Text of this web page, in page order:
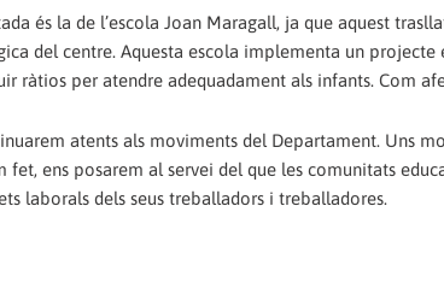
és la de l’escola Joan Maragall, ja que aquest
del centre. Aquesta escola implementa un projecte
ràtios per atendre adequadament als infants. Com
atents als moviments del Departament. Uns
ens posarem al servei del que les comunitats
laborals dels seus treballadors i treballadores.